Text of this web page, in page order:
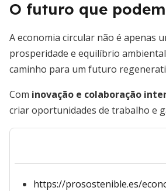
O futuro que
A economia circular não é apenas
prosperidade e equilíbrio
caminho para um futuro
Com inovação e colaboração
criar oportunidades de trabalho e
https://prosostenible.es/